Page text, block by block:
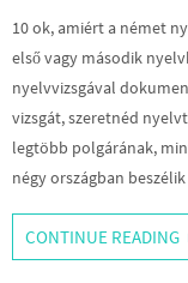
10 ok, amiért a német
első vagy második
nyelvvizsgával
vizsgát, szeretnéd
legtöbb polgárának,
négy országban
CONTINUE READING